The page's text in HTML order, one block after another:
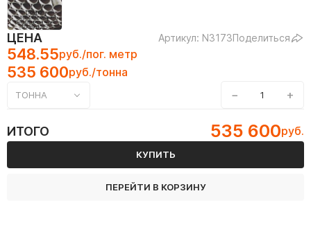
ЦЕНА Артикул: N3173Поделиться
548.55руб./пог. метр
535 600руб./тонна
ТОННА − +
ИТОГО 535 600руб.
КУПИТЬ
ПЕРЕЙТИ В КОРЗИНУ